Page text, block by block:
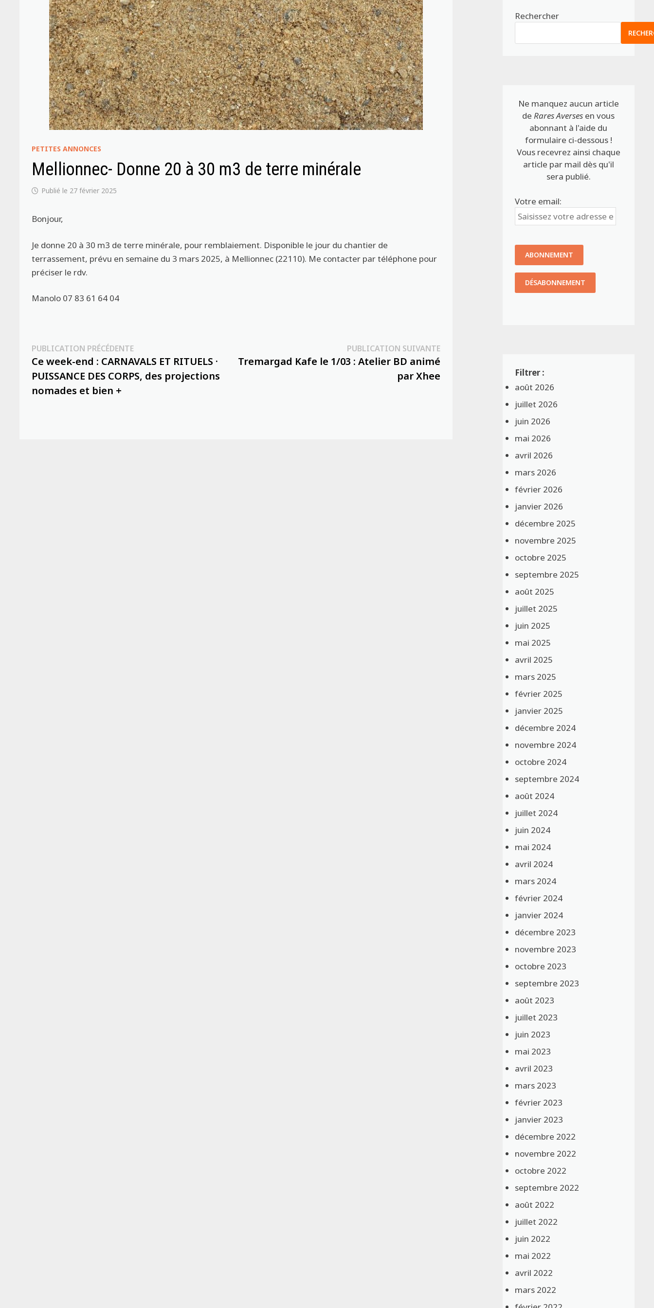
PETITES ANNONCES
Mellionnec- Donne 20 à 30 m3 de terre minérale
27 février 2025
Bonjour,
Je donne 20 à 30 m3 de terre minérale, pour remblaiement. Disponible le jour du chantier de
terrassement, prévu en semaine du 3 mars 2025, à Mellionnec (22110). Me contacter par téléphone pour
préciser le rdv.
Manolo 07 83 61 64 04
Navigation
de
l’article
PUBLICATION PRÉCÉDENTEPublication
précédente :
Ce week-end : CARNAVALS ET RITUELS ·
PUISSANCE DES CORPS, des projections
nomades et bien +
PUBLICATION SUIVANTEPublication
suivante :
Tremargad Kafe le 1/03 : Atelier BD animé
par Xhee
Rechercher
Ne manquez aucun article
deRares Averses en vous
abonnant à l'aide du
formulaire ci-dessous !
Vous recevrez ainsi chaque
article par mail dès qu'il
sera publié.
Votre email:
août 2026
juillet 2026
juin 2026
mai 2026
avril 2026
mars 2026
février 2026
janvier 2026
décembre 2025
novembre 2025
octobre 2025
septembre 2025
août 2025
juillet 2025
juin 2025
mai 2025
avril 2025
mars 2025
février 2025
janvier 2025
décembre 2024
novembre 2024
octobre 2024
septembre 2024
août 2024
juillet 2024
juin 2024
mai 2024
avril 2024
mars 2024
février 2024
janvier 2024
décembre 2023
novembre 2023
octobre 2023
septembre 2023
août 2023
juillet 2023
juin 2023
mai 2023
avril 2023
mars 2023
février 2023
janvier 2023
décembre 2022
novembre 2022
octobre 2022
septembre 2022
août 2022
juillet 2022
juin 2022
mai 2022
avril 2022
mars 2022